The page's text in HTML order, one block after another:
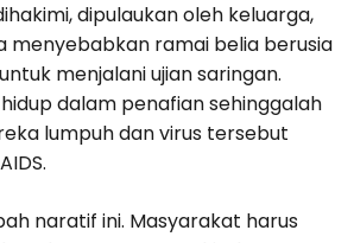
dipulaukan oleh keluarga,
menyebabkan ramai belia berusia
menjalani ujian saringan.
dalam penafian sehinggalah
lumpuh dan virus tersebut
naratif ini. Masyarakat harus